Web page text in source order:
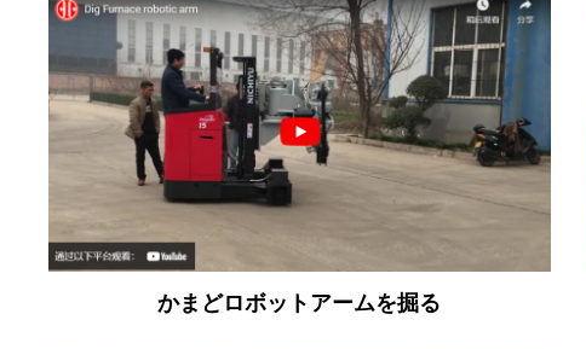
かまどロボットアームを掘る